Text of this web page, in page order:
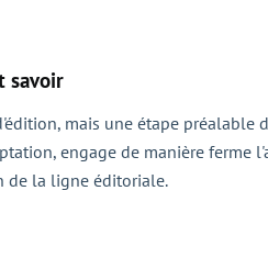
savoir
mais une étape
engage de manière
de la ligne éditoriale.